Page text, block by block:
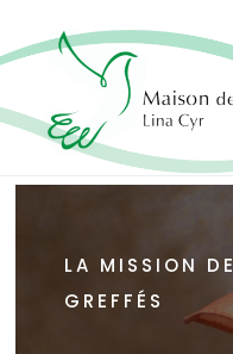
au
contenu
LA MISSION
GREFFÉS